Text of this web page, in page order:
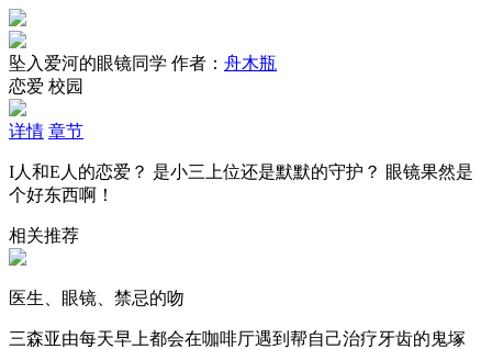
坠入爱河的眼镜同学 作者： 舟木瓶
恋爱 校园
详情 章节
I人和E人的恋爱？ 是小三上位还是默默的守护？ 眼镜果然是
个好东西啊！
相关推荐
医生、眼镜、禁忌的吻
三森亚由每天早上都会在咖啡厅遇到帮自己治疗牙齿的鬼塚